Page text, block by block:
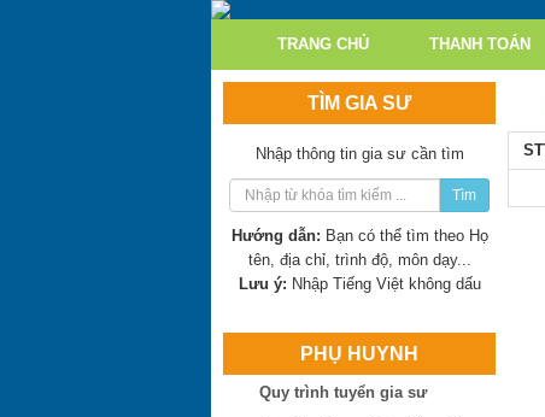
TRANG CHỦ THANH TOÁN
TÌM GIA SƯ
Nhập thông tin gia sư cần tìm
Tìm
Hướng dẫn: Bạn có thể tìm theo Họ
tên, địa chỉ, trình độ, môn dạy...
Lưu ý: Nhập Tiếng Việt không dấu
PHỤ HUYNH
Quy trình tuyển gia sư